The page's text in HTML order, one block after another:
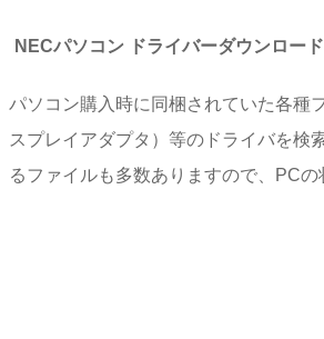
NECパソコン ドライバーダウンロー
パソコン購入時に同梱されていた各種
スプレイアダプタ）等のドライバを検
るファイルも多数ありますので、PC